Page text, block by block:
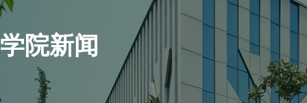
学院新闻